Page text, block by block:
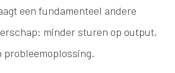
een fundamenteel andere
minder sturen op output,
probleemoplossing.